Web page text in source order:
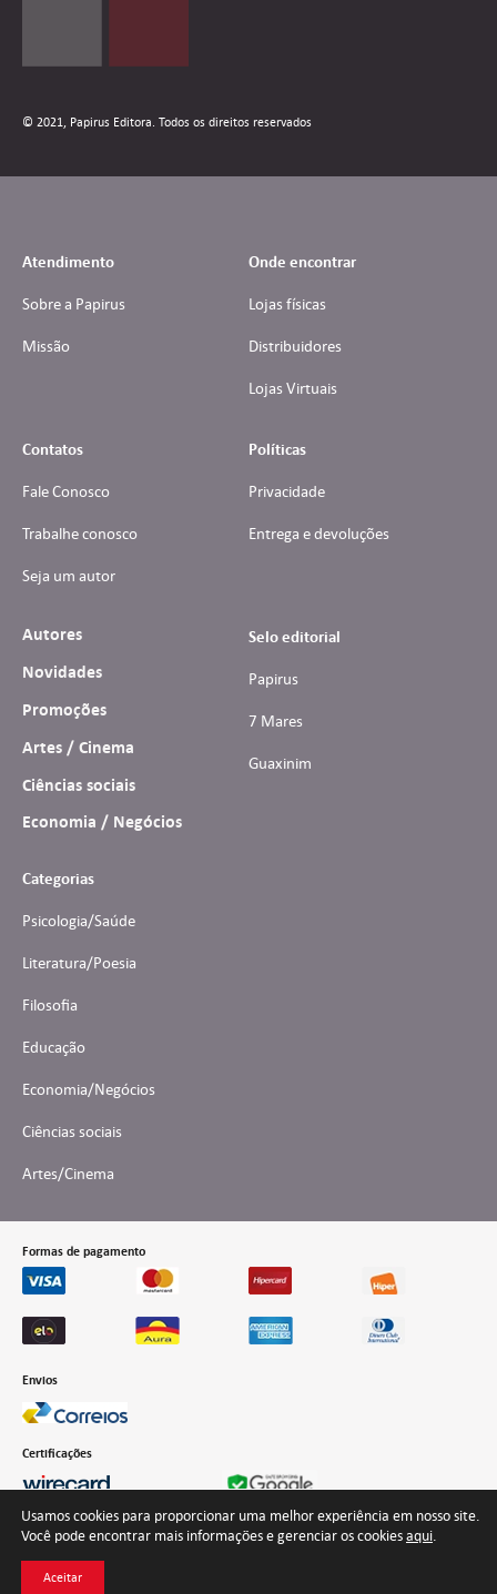
© 2021, Papirus Editora. Todos os direitos reservados
Atendimento
Sobre a Papirus
Missão
Onde encontrar
Lojas físicas
Distribuidores
Lojas Virtuais
Contatos
Fale Conosco
Trabalhe conosco
Seja um autor
Políticas
Privacidade
Entrega e devoluções
Autores
Novidades
Promoções
Artes / Cinema
Ciências sociais
Economia / Negócios
Selo editorial
Papirus
7 Mares
Guaxinim
Categorias
Psicologia/Saúde
Literatura/Poesia
Filosofia
Educação
Economia/Negócios
Ciências sociais
Artes/Cinema
Formas de pagamento
Envios
Certificações
Desenvolvido por Interteia Comunicação
Usamos cookies para proporcionar uma melhor experiência em nosso site.
Você pode encontrar mais informações e gerenciar os cookiesaqui.
Aceitar